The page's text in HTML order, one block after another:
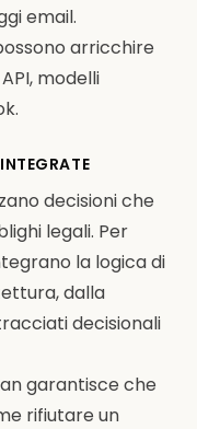
email.
arricchire
modelli
decisioni che
legali. Per
la logica di
dalla
decisionali
garantisce che
rifiutare un